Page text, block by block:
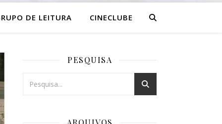
DE LEITURA CINECLUBE
PESQUISA